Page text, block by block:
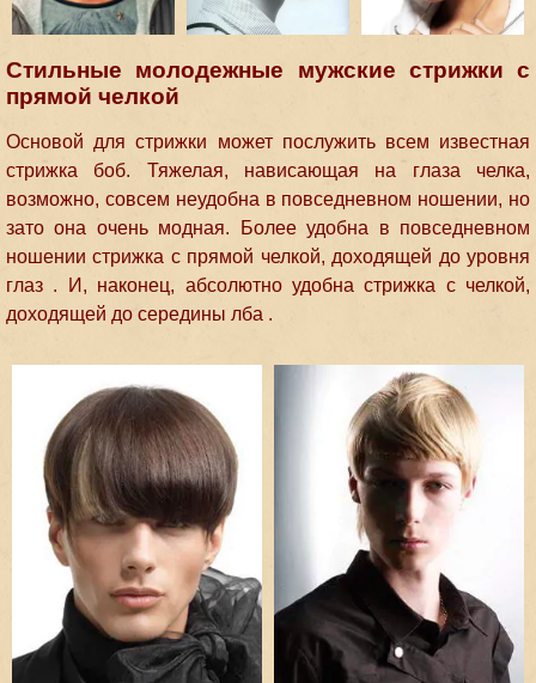
Стильные молодежные мужские стрижки с
прямой челкой
Основой для стрижки может послужить всем известная
стрижка боб. Тяжелая, нависающая на глаза челка,
возможно, совсем неудобна в повседневном ношении, но
зато она очень модная. Более удобна в повседневном
ношении стрижка с прямой челкой, доходящей до уровня
глаз . И, наконец, абсолютно удобна стрижка с челкой,
доходящей до середины лба .